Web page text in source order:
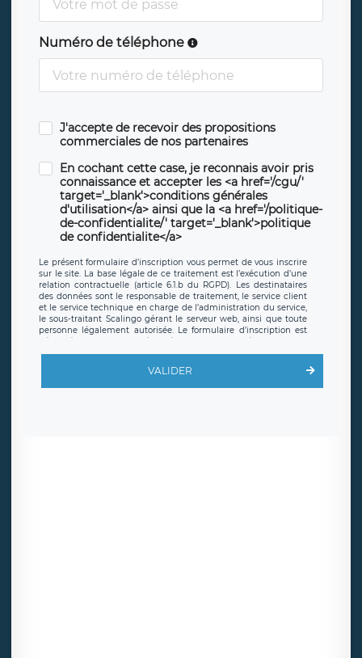
Numéro de téléphone
J'accepte de recevoir des propositions
commerciales de nos partenaires
En cochant cette case, je reconnais avoir pris
connaissance et accepter les <a href='/cgu/'
target='_blank'>conditions générales
d'utilisation</a> ainsi que la <a href='/politique-
de-confidentialite/' target='_blank'>politique
de confidentialite</a>
Le présent formulaire d’inscription vous permet de vous inscrire
sur le site. La base légale de ce traitement est l’exécution d’une
relation contractuelle (article 6.1.b du RGPD). Les destinataires
des données sont le responsable de traitement, le service client
et le service technique en charge de l’administration du service,
le sous-traitant Scalingo gérant le serveur web, ainsi que toute
personne légalement autorisée. Le formulaire d’inscription est
offrant desclauses de protection conformes au RGPD. Les
en sollicite la suppression, étant entendu que vous pouvez
demander la suppression de vos données et retirer votre
VALIDER